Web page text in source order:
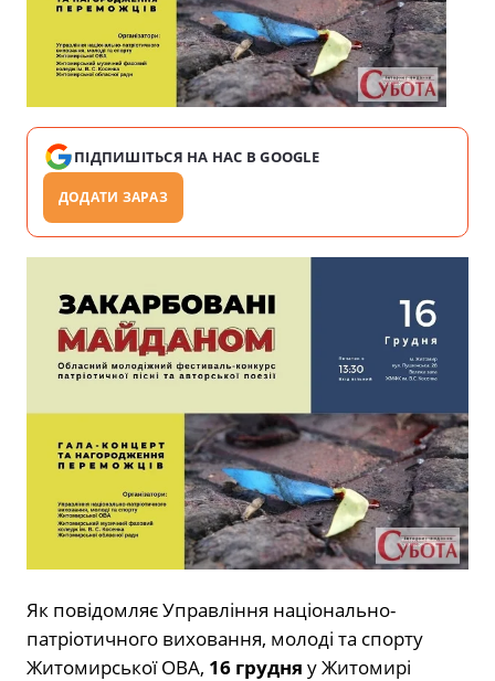
ПІДПИШІТЬСЯ НА НАС В GOOGLE
ДОДАТИ ЗАРАЗ
Як повідомляє Управління національно-
патріотичного виховання, молоді та спорту
Житомирської ОВА, 16 грудня у Житомирі